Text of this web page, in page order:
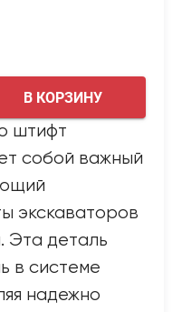
В КОРЗИНУ
штифт
собой важный
экскаваторов
Эта деталь
в системе
надежно